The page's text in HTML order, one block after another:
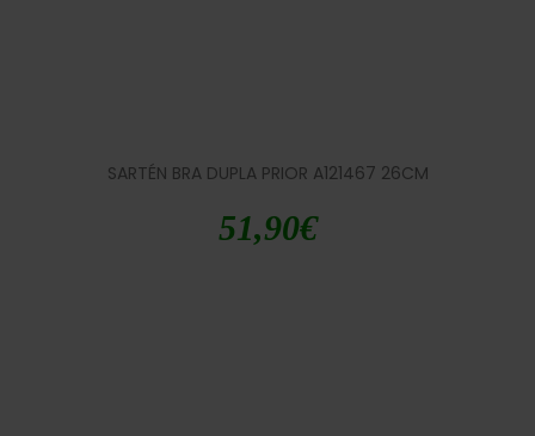
SARTÉN BRA DUPLA PRIOR A121467 26CM
51,90€